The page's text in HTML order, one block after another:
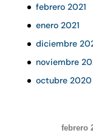
febrero 2021
enero 2021
diciembre
noviembre
octubre 2020
febrero